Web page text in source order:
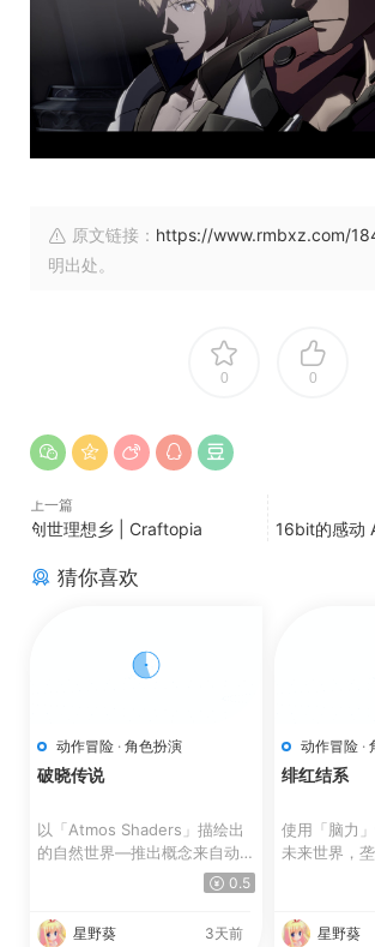
原文链接： https://www.rmbxz.com/
明出处。
0 0
上一篇
创世理想乡 | Craftopia 16bit的感动
猜你喜欢
动作冒险 · 角色扮演
破晓传说
以「Atmos Shaders」描绘出
的自然世界—推出概念来自动画
风格与水彩画的全新图像着...0.5
星野葵 3天前
动作冒险 ·
绯红结系
使用「脑力
未来世界，
星野葵